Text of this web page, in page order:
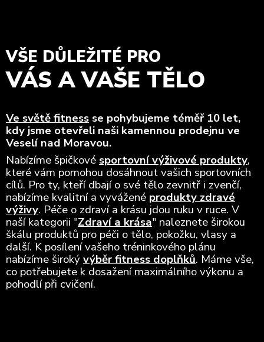
VŠE DŮLEŽITÉ PRO
VÁS A VAŠE TĚLO
Ve světě fitness se pohybujeme téměř 10 let,
kdy jsme otevřeli naši kamennou prodejnu ve
Veselí nad Moravou.
Nabízíme špičkovésportovní výživové produkty,
které vám pomohou dosáhnout vašich sportovních
cílů. Pro ty, kteří dbají o své tělo zevnitř i zvenčí,
nabízíme kvalitní a vyvážené produkty zdravé
výživy. Péče o zdraví a krásu jdou ruku v ruce. V
naší kategorii "Zdraví a krása" naleznete širokou
škálu produktů pro péči o tělo, pokožku, vlasy a
další. K posílení vašeho tréninkového plánu
nabízíme širokývýběr fitness doplňků. Máme vše,
co potřebujete k dosažení maximálního výkonu a
pohodlí při cvičení.